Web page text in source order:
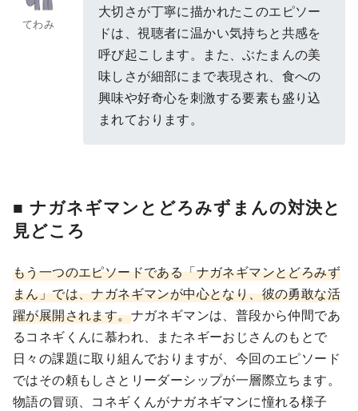
てわみ
大切さが丁寧に描かれたこのエピソー
ドは、視聴者に温かい気持ちと共感を
呼び起こします。また、ぶたまんの美
味しさが細部にまで表現され、食への
興味や好奇心を刺激する要素も盛り込
まれております。
■ ナガネギマンとどろみずまんの対決と
見どころ
もう一つのエピソードである「ナガネギマンとどろみず
まん」では、ナガネギマンが中心となり、彼の勇敢な活
躍が展開されます。ナガネギマンは、普段から仲間であ
るコネギくんに慕われ、またネギーおじさんのもとで
日々の課題に取り組んでおりますが、今回のエピソード
ではその頼もしさとリーダーシップが一層際立ちます。
物語の冒頭、コネギくんがナガネギマンに憧れる様子